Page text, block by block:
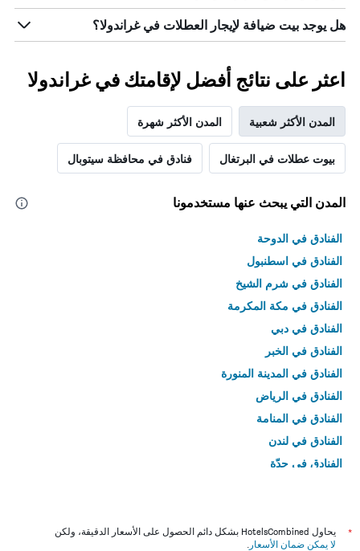
هل يوجد بيت ضيافة لإيجار العطلات في غراندولا؟
اعثر على نتائج أفضل لإقامتك في غراندولا
المدن الأكثر شعبية المدن الأكثر شهرة
بيوت عطلات في البرتغال فنادق في محافظة سيتوبال
المدن التي يبحث عنها مستخدمونا
الفنادق في الدوحة
الفنادق في اسطنبول
الفنادق في شرم الشيخ
الفنادق في مكة المكرمة
الفنادق في دبي
الفنادق في الخبر
الفنادق في المدينة المنورة
الفنادق في الرياض
الفنادق في المنامة
الفنادق في لندن
الفنادق في جدّة
*
يحاول HotelsCombined بشكل دائم الحصول على الأسعار الدقيقة، ولكن
لا يمكن ضمان الأسعار .